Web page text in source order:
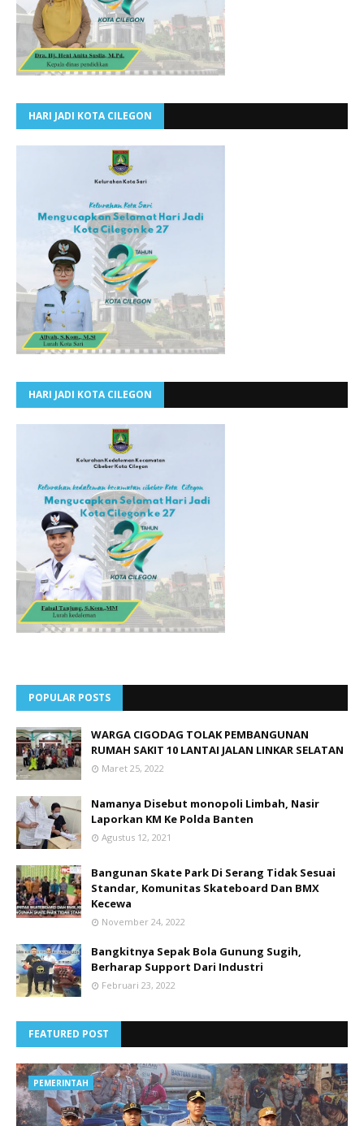
HARI JADI KOTA CILEGON
HARI JADI KOTA CILEGON
POPULAR POSTS
WARGA CIGODAG TOLAK PEMBANGUNAN
RUMAH SAKIT 10 LANTAI JALAN LINKAR SELATAN
Maret 25, 2022
Namanya Disebut monopoli Limbah, Nasir
Laporkan KM Ke Polda Banten
Agustus 12, 2021
Bangunan Skate Park Di Serang Tidak Sesuai
Standar, Komunitas Skateboard Dan BMX
Kecewa
November 24, 2022
Bangkitnya Sepak Bola Gunung Sugih,
Berharap Support Dari Industri
Februari 23, 2022
FEATURED POST
PEMERINTAH